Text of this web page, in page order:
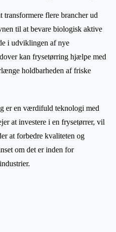
transformere flere brancher ud
til at bevare biologisk aktive
i udviklingen af nye
kan frysetørring hjælpe med
holdbarheden af friske
er en værdifuld teknologi med
at investere i en frysetørrer, vil
at forbedre kvaliteten og
om det er inden for